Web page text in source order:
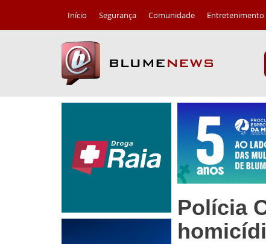
Início Segurança Comunidade Entretenimento
Polícia